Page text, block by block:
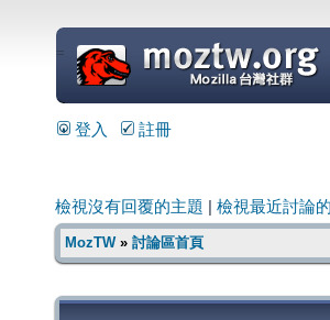
=
登入 註冊
檢視沒有回覆的主題 檢視最近討論
MozTW» 討論區首頁